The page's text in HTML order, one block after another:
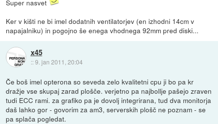
Super nasvet
Ker v kišti ne bi imel dodatnih ventilatorjev (en izhodni 14cm v
napajalniku) in pogojno še enega vhodnega 92mm pred diski...
x45
::9. jan 2011, 20:04
Če boš imel opterona so seveda zelo kvalitetni cpu ji bo pa kr
dražje vse skupaj zarad plošče. verjetno pa najbollje pašejo zraven
tudi ECC rami. za grafiko pa je dovolj integrirana, tud dva monitorja
daš lahko gor - govorim za am3, serverskih plošč ne poznam - se
pa splača pogledat.